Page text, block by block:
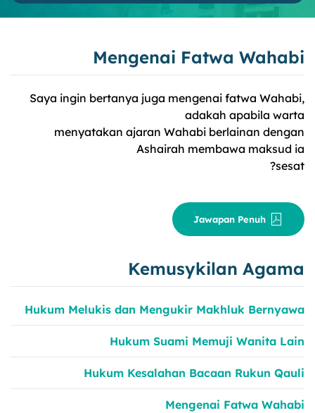
Mengenai Fatwa Wahabi
Saya ingin bertanya juga mengenai fatwa Wahabi,
adakah apabila warta
menyatakan ajaran Wahabi berlainan dengan
Ashairah membawa maksud ia
sesat?
Jawapan Penuh
Kemusykilan Agama
Hukum Melukis dan Mengukir Makhluk Bernyawa
Hukum Suami Memuji Wanita Lain
Hukum Kesalahan Bacaan Rukun Qauli
Mengenai Fatwa Wahabi